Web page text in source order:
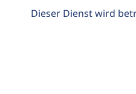
Dieser Dienst wird